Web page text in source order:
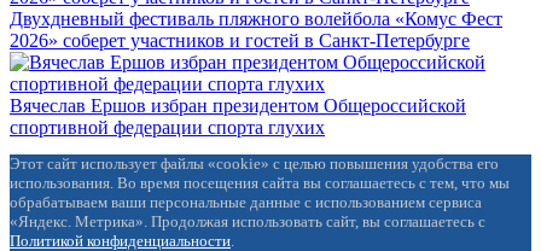
Двухдневный фестиваль пляжного волейбола «Комус Фест
2026» соберет участников и гостей в Санкт-Петербурге
Вячеслав Ершов избран президентом Общероссийской
спортивной федерации спорта глухих
Этот сайт использует файлы «cookie» с целью повышения удобства его
использования. Во время посещения сайта вы соглашаетесь с тем, что мы
обрабатываем ваши персональные данные с использованием сервиса
«Яндекс. Метрика». Продолжая использовать сайт, вы соглашаетесь с
Политикой конфиденциальности.